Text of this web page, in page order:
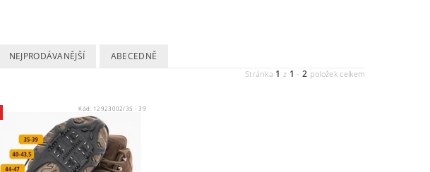
NEJPRODÁVANĚJŠÍ ABECEDNĚ
Stránka 1 z 1 -2 položek celkem
Kód: 12923002/35 - 39